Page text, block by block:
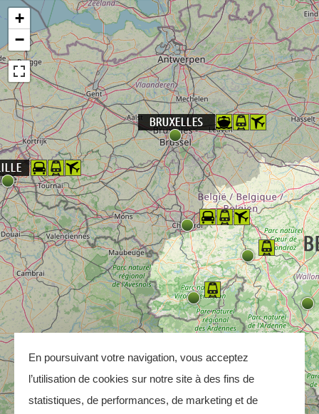
+
−
En poursuivant votre navigation, vous acceptez
l’utilisation de cookies sur notre site à des fins de
statistiques, de performances, de marketing et de